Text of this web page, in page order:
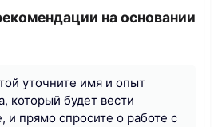
на основании
уточните имя и опыт
который будет вести
и прямо спросите о работе с